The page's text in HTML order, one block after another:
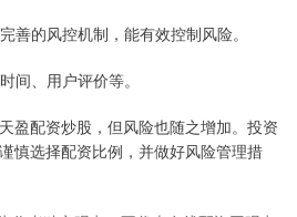
善的风控机制，能有效控制风险。
间、用户评价等。
盈配资炒股，但风险也随之增加。投资
慎选择配资比例，并做好风险管理措